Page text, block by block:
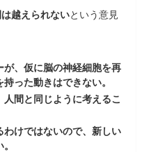
越えられないという意見
、仮に脳の神経細胞を再
った動きはできない。
間と同じように考えるこ
けではないので、新しい